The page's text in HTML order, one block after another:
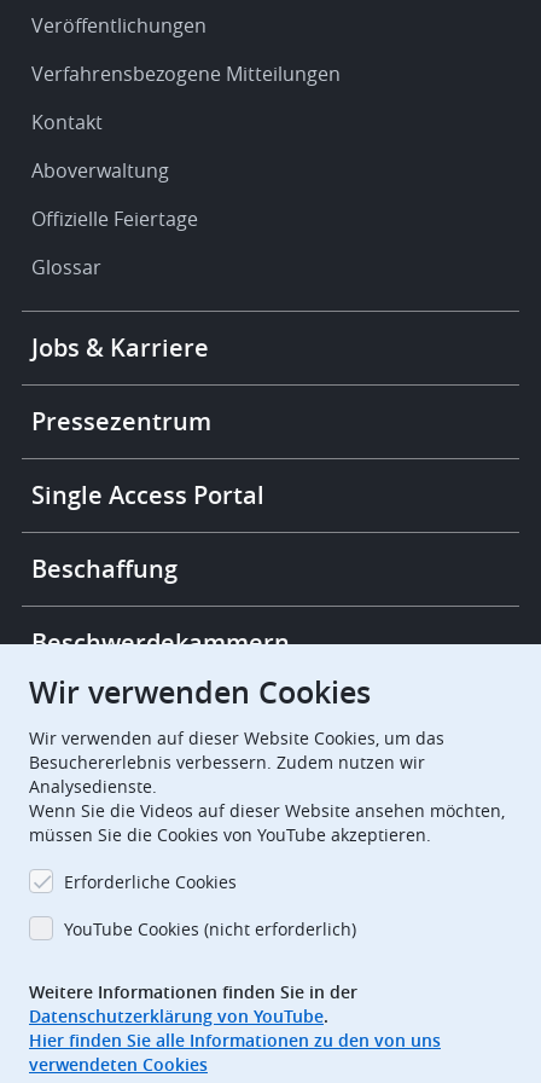
Veröffentlichungen
Verfahrensbezogene Mitteilungen
Kontakt
Aboverwaltung
Offizielle Feiertage
Glossar
More
links
Jobs & Karriere
Pressezentrum
Single Access Portal
Beschaffung
Beschwerdekammern
EuropeanPatentOffice
EPO Procurement
TheEPO
Wir verwenden Cookies
Wir verwenden auf dieser Website Cookies, um das
Besuchererlebnis verbessern. Zudem nutzen wir
Analysedienste.
Wenn Sie die Videos auf dieser Website ansehen möchten,
müssen Sie die Cookies von YouTube akzeptieren.
Erforderliche Cookies
YouTube Cookies (nicht erforderlich)
Weitere Informationen finden Sie in der
Datenschutzerklärung von YouTube.
Hier finden Sie alle Informationen zu den von uns
verwendeten Cookies